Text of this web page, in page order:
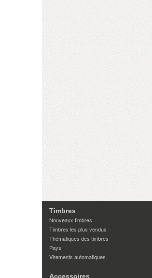
Timbres
Nouveaux timbres
Timbres les plus vendus
Thématiques des timbres
Pays
Virements automatiques
Accessoires